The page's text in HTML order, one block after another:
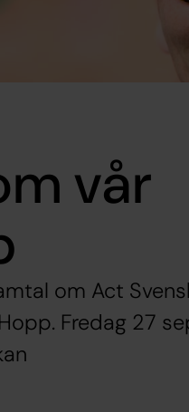
vår
om Act
Fredag 27